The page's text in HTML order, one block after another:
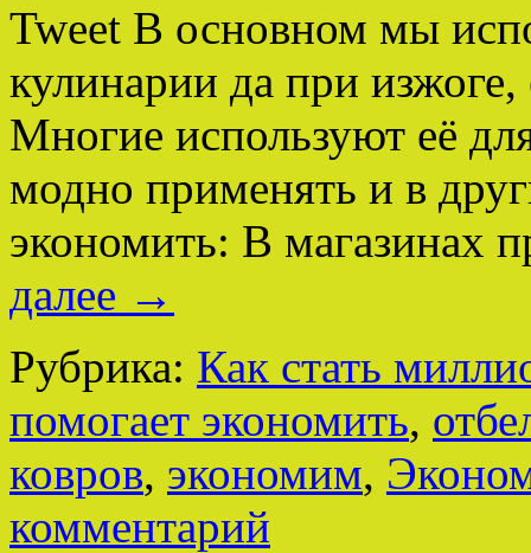
Tweet В основном мы
кулинарии да при
Многие используют её
модно применять и в
экономить: В магазинах
далее →
Рубрика: Как стать
помогает экономить,
ковров, экономим,
комментарий